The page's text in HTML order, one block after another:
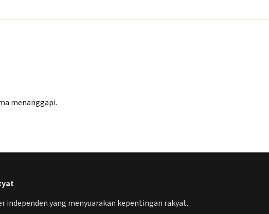
menanggapi.
independen yang menyuarakan kepentingan rakyat.